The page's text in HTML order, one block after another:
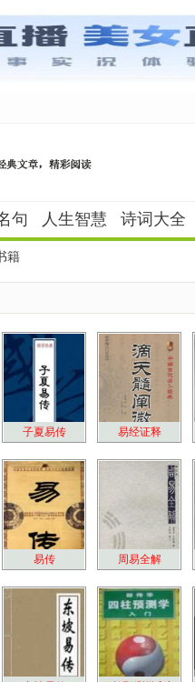
句 人生智慧 诗词大全
籍
子夏易传 易经证释
易传 周易全解